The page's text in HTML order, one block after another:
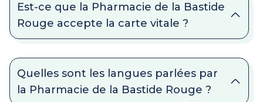
Est-ce que la Pharmacie de la Bastide
Rouge accepte la carte vitale ?
Quelles sont les langues parlées par
la Pharmacie de la Bastide Rouge ?